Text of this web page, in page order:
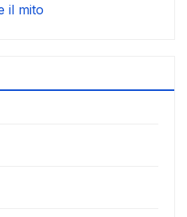
il mito